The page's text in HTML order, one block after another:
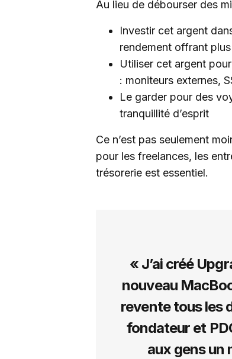
Au lieu de débourser des
Investir cet argent
rendement offrant
Utiliser cet argent
: moniteurs externes,
Le garder pour des
tranquillité d’esprit
Ce n’est pas seulement
pour les freelances, les
trésorerie est essentiel.
« J’ai créé
nouveau
revente tous les
fondateur et
aux gens un